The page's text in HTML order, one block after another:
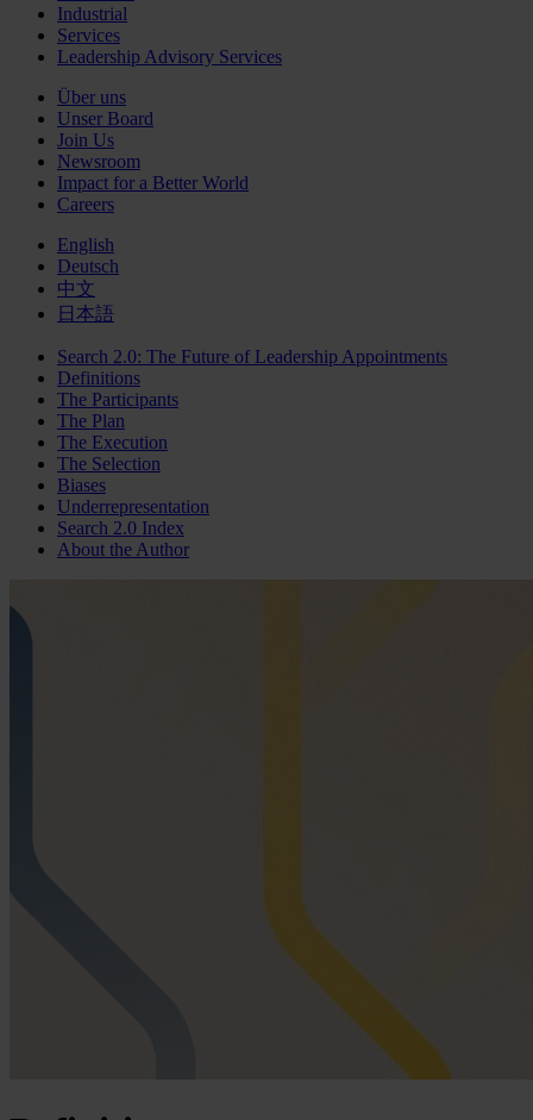
Industrial
Services
Leadership Advisory Services
Über uns
Unser Board
Join Us
Newsroom
Impact for a Better World
Careers
English
Deutsch
中文
日本語
Search 2.0: The Future of Leadership Appointments
Definitions
The Participants
The Plan
The Execution
The Selection
Biases
Underrepresentation
Search 2.0 Index
About the Author